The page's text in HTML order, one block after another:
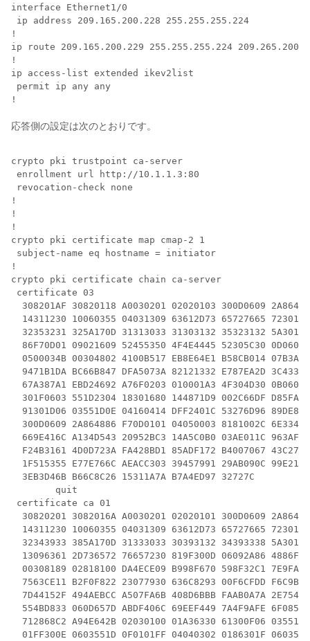
interface Ethernet1/0
ip address 209.165.200.228 255.255.255.224
!
ip route 209.165.200.229 255.255.255.224
!
ip access-list extended ikev2list
permit ip any any
応答側の設定は次のとおりです。
crypto pki trustpoint ca-server
enrollment url http://10.1.1.3:80
revocation-check none
!
!
!
crypto pki certificate map cmap-2 1
subject-name eq hostname = initiator
!
crypto pki certificate chain ca-server
certificate 03
308201AF 30820118 A0030201 02020103 300D0609
14311230 10060355 04031309 63612D73 65727665
32353231 325A170D 31313033 31303132 35323132
86F70D01 09021609 52455350 4F4E4445 52305C30
0500034B 00304802 4100B517 EB8E64E1 B58CB014
9471B1DA BC66B847 DFA5073A 82121332 E787EA2D
67A387A1 EBD24692 A76F0203 010001A3 4F304D30
301F0603 551D2304 18301680 144871D9 002C66DF
91301D06 03551D0E 04160414 DFF2401C 53276D96
300D0609 2A864886 F70D0101 04050003 8181002C
669E416C A134D543 20952BC3 14A5C0B0 03AE011C
F24B3161 4D0D723A FA428BD1 85ADF172 B4007067
1F515355 E77E766C AEACC303 39457991 29AB090C
  3EB3D46B B66C8C26 15311A7A B7A4ED97 32727C
        quit
certificate ca 01
30820201 3082016A A0030201 02020101 300D0609
14311230 10060355 04031309 63612D73 65727665
32343933 385A170D 31333033 30393132 34393338
13096361 2D736572 76657230 819F300D 06092A86
00308189 02818100 DA4ECE09 B998F670 598F32C1
7563CE11 B2F0F822 23077930 636C8293 00F6CFDD
7D44152F 494AEBCC A507FA6B 408D6BBB FAAB0A7A
554BD833 060D657D ABDF406C 69EEF449 7A4F9AFE
712868C2 A94E642B 02030100 01A36330 61300F06
01FF300E 0603551D 0F0101FF 04040302 0186301F